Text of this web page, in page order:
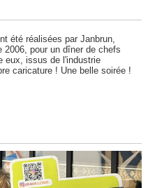
été réalisées par Janbrun,
pour un dîner de chefs
eux, issus de l'industrie
caricature ! Une belle soirée !